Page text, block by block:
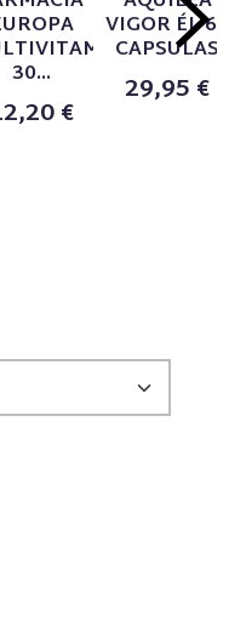
30...
€
VIGOR ÉL 60
CAPSULAS
29,95 €